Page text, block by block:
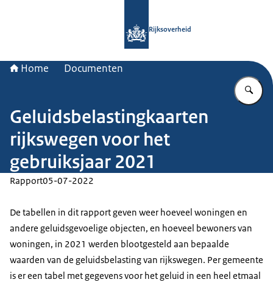
Rijksoverheid
Home Documenten
Geluidsbelastingkaarten
rijkswegen voor het
gebruiksjaar 2021
Rapport05-07-2022
De tabellen in dit rapport geven weer hoeveel woningen en
andere geluidsgevoelige objecten, en hoeveel bewoners van
woningen, in 2021 werden blootgesteld aan bepaalde
waarden van de geluidsbelasting van rijkswegen. Per gemeente
is er een tabel met gegevens voor het geluid in een heel etmaal